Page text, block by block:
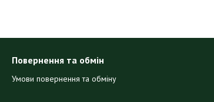
Повернення та обмін
Умови повернення та обміну